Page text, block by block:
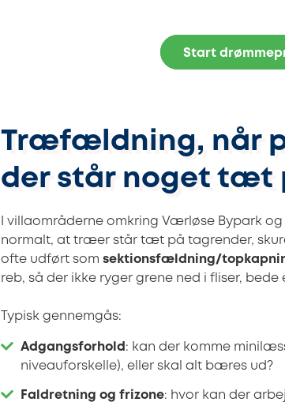
Start
Træfældning, når
der står noget tæt
I villaområderne omkring Værløse Bypark
normalt, at træer står tæt på tagrender,
ofte udført som sektionsfældning/
reb, så der ikke ryger grene ned i fliser, bede
Typisk gennemgås:
Adgangsforhold : kan der komme
niveauforskelle), eller skal alt bæres ud?
Faldretning og frizone: hvor kan der